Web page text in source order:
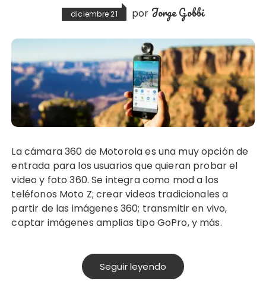
diciembre 21 por Jorge Gobbi
La cámara 360 de Motorola es una muy opción de
entrada para los usuarios que quieran probar el
video y foto 360. Se integra como mod a los
teléfonos Moto Z; crear videos tradicionales a
partir de las imágenes 360; transmitir en vivo,
captar imágenes amplias tipo GoPro, y más.
Seguir leyendo